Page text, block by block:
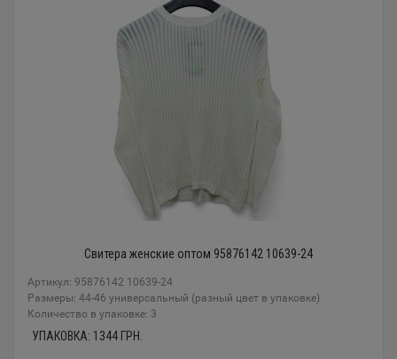
Свитера женские оптом 95876142 10639-24
Артикул: 95876142 10639-24
Размеры: 44-46 универсальный (разный цвет в упаковке)
Количество в упаковке: 3
УПАКОВКА: 1344 ГРН.